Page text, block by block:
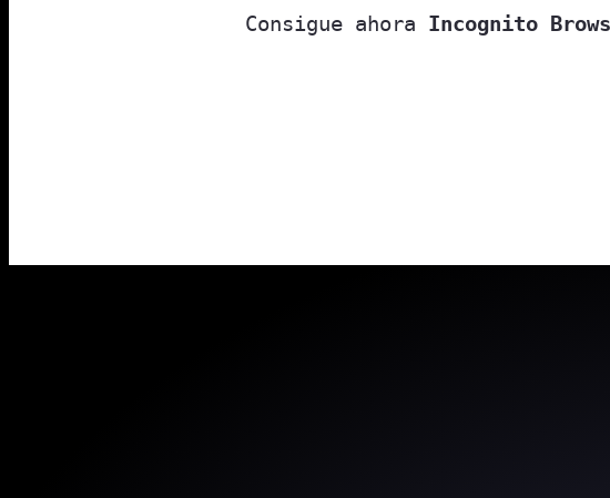
Consigue ahora Incognito